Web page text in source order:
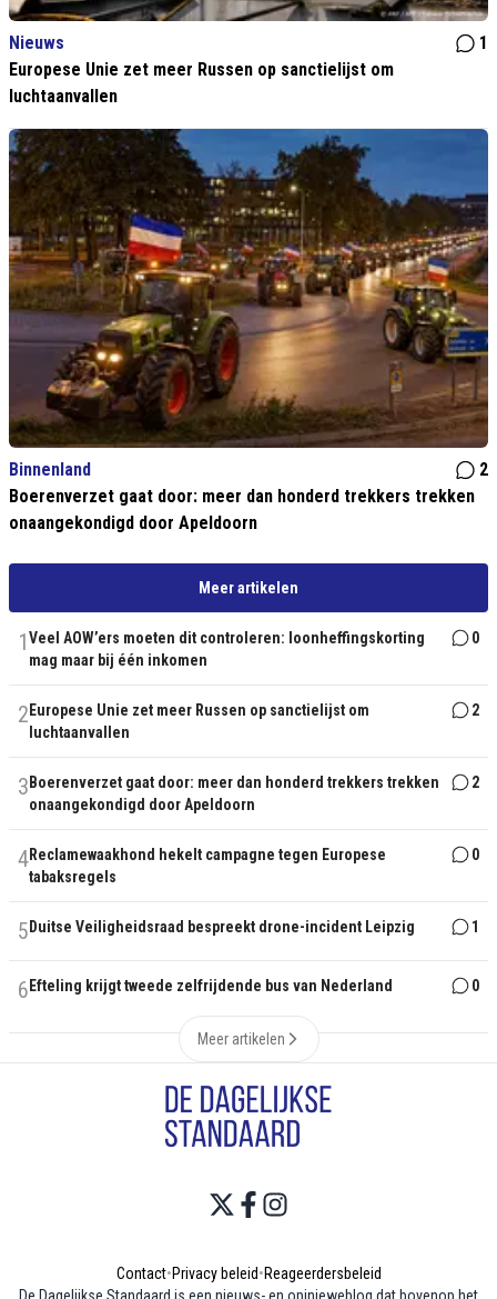
Nieuws
1
Europese Unie zet meer Russen op sanctielijst om
luchtaanvallen
Binnenland
2
Boerenverzet gaat door: meer dan honderd trekkers trekken
onaangekondigd door Apeldoorn
Meer artikelen
1Veel AOW’ers moeten dit controleren: loonheffingskorting
mag maar bij één inkomen
0
2 Europese Unie zet meer Russen op sanctielijst om
luchtaanvallen
2
3 Boerenverzet gaat door: meer dan honderd trekkers trekken
onaangekondigd door Apeldoorn
2
4Reclamewaakhond hekelt campagne tegen Europese
tabaksregels
0
5 Duitse Veiligheidsraad bespreekt drone-incident Leipzig 1
6 Efteling krijgt tweede zelfrijdende bus van Nederland 0
Meer artikelen
Contact•Privacy beleid•Reageerdersbeleid
De Dagelijkse Standaard is een nieuws- en opinieweblog dat bovenop het